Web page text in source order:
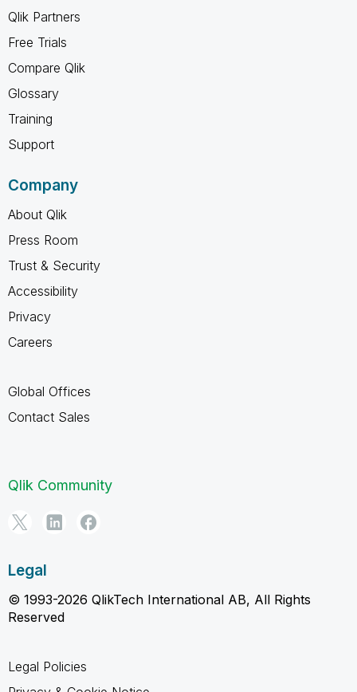
Qlik Partners
Free Trials
Compare Qlik
Glossary
Training
Support
Company
About Qlik
Press Room
Trust & Security
Accessibility
Privacy
Careers
Global Offices
Contact Sales
Qlik Community
Legal
© 1993-2026 QlikTech International AB, All Rights
Reserved
Legal Policies